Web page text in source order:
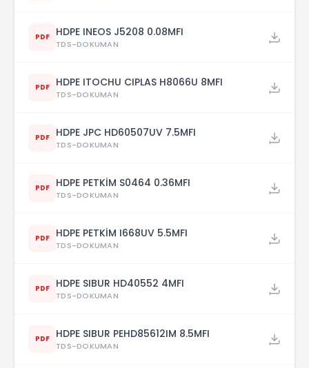
PDF HDPE INEOS J5208 0.08MFI
TDS-DOKUMAN
PDF HDPE ITOCHU CIPLAS H8066U 8MFI
TDS-DOKUMAN
PDF HDPE JPC HD60507UV 7.5MFI
TDS-DOKUMAN
PDF HDPE PETKİM S0464 0.36MFI
TDS-DOKUMAN
PDF HDPE PETKİM I668UV 5.5MFI
TDS-DOKUMAN
PDF HDPE SIBUR HD40552 4MFI
TDS-DOKUMAN
PDF HDPE SIBUR PEHD85612IM 8.5MFI
TDS-DOKUMAN